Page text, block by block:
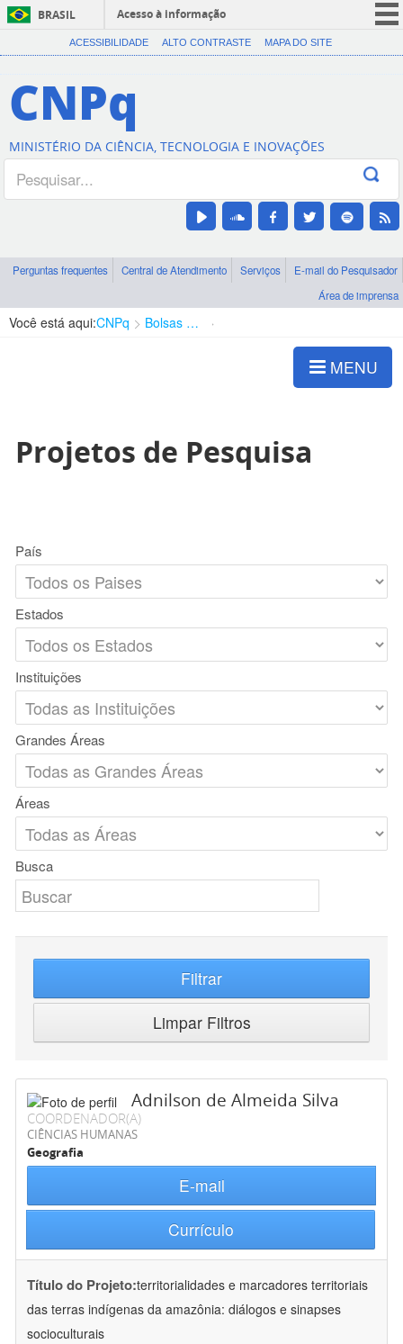
BRASIL
Acesso à informação
CORONAVÍRUS (COVID-19)
Canais
ACESSIBILIDADE ALTO CONTRASTE MAPA DO SITE
CNPq
MINISTÉRIO DA CIÊNCIA, TECNOLOGIA E INOVAÇÕES
Perguntas frequentes Central de Atendimento Serviços
E-mail do Pesquisador
Área de imprensa
Você está aqui:CNPq Bolsas e Auxílios Vigentes
MENU
Projetos de Pesquisa
País
Estados
Instituições
Grandes Áreas
Áreas
Busca
Filtrar
Limpar Filtros
Adnilson de Almeida Silva
COORDENADOR(A)
CIÊNCIAS HUMANAS
Geografia
E-mail
Currículo
Título do Projeto:territorialidades e marcadores territoriais
das terras indígenas da amazônia: diálogos e sinapses
socioculturais